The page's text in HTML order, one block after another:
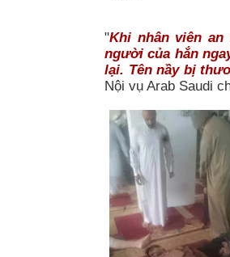
"Khi nhân viên
người của hắn
lại. Tên nầy bị
Nội vụ Arab Saudi